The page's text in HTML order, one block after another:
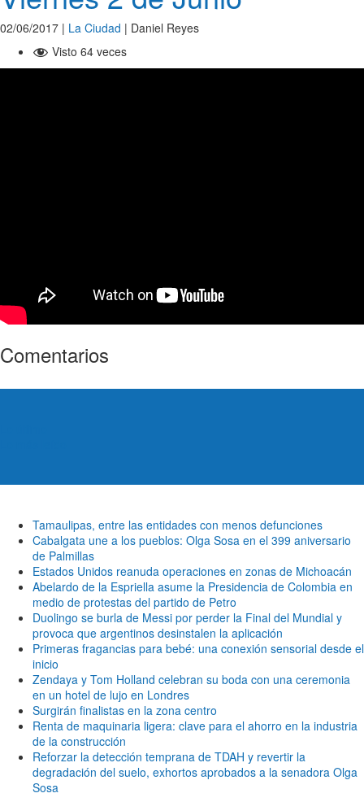
02/06/2017 | La Ciudad | Daniel Reyes
Visto 64 veces
Comentarios
Tamaulipas, entre las entidades con menos defunciones
Cabalgata une a los pueblos: Olga Sosa en el 399 aniversario
de Palmillas
Estados Unidos reanuda operaciones en zonas de Michoacán
Abelardo de la Espriella asume la Presidencia de Colombia en
medio de protestas del partido de Petro
Duolingo se burla de Messi por perder la Final del Mundial y
provoca que argentinos desinstalen la aplicación
Primeras fragancias para bebé: una conexión sensorial desde el
inicio
Zendaya y Tom Holland celebran su boda con una ceremonia
en un hotel de lujo en Londres
Surgirán finalistas en la zona centro
Renta de maquinaria ligera: clave para el ahorro en la industria
de la construcción
Reforzar la detección temprana de TDAH y revertir la
degradación del suelo, exhortos aprobados a la senadora Olga
Sosa